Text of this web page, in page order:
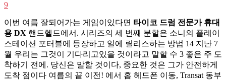
9
이번 여름 잘되어가는 게임이있다면 타이코 드럼 전문가 휴대
용 DX 핸드헬드에서. 시리즈의 세 번째 분할은 소니의 플레이
스테이션 포터블에 등장하고 일에 릴리스하는 방법 14 지난 7
월 우리는 그것이 기다리고있을 것이라고 말할 수 3 좋은 주 도
착하기 전에. 당신은 말할 것이다, 중요한 것은 그가 안전하게
도착 점이다 여름의 끝 이전! 에서 홉 헤드폰 이동, Transat 동부